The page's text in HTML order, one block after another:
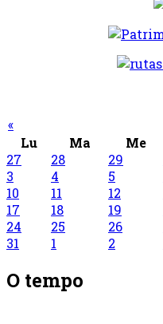
«
Lu
Ma Me
27
28 29
3
4 5
10
11 12
17
18 19
24
25 26
31
1 2
O tempo